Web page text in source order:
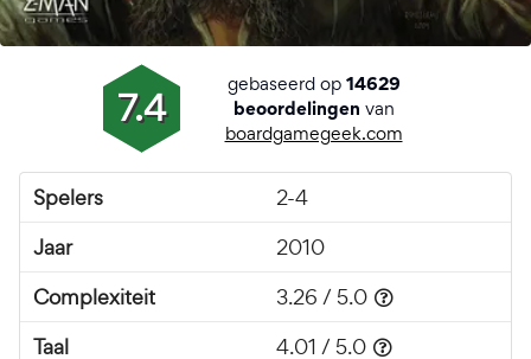
7.4
gebaseerd op 14629
beoordelingen van
boardgamegeek.com
Spelers
2-4
Jaar
2010
Complexiteit
3.26 / 5.0
Taal
4.01 / 5.0